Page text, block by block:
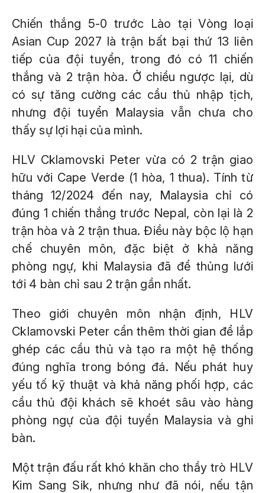
Chiến thắng 5-0 trước Lào tại Vòng loại
Asian Cup 2027 là trận bất bại thứ 13 liên
tiếp của đội tuyển, trong đó có 11 chiến
thắng và 2 trận hòa. Ở chiều ngược lại, dù
có sự tăng cường các cầu thủ nhập tịch,
nhưng đội tuyển Malaysia vẫn chưa cho
thấy sự lợi hại của mình.
HLV Cklamovski Peter vừa có 2 trận giao
hữu với Cape Verde (1 hòa, 1 thua). Tính từ
tháng 12/2024 đến nay, Malaysia chỉ có
đúng 1 chiến thắng trước Nepal, còn lại là 2
trận hòa và 2 trận thua. Điều này bộc lộ hạn
chế chuyên môn, đặc biệt ở khả năng
phòng ngự, khi Malaysia đã để thủng lưới
tới 4 bàn chỉ sau 2 trận gần nhất.
Theo giới chuyên môn nhận định, HLV
Cklamovski Peter cần thêm thời gian để lắp
ghép các cầu thủ và tạo ra một hệ thống
đúng nghĩa trong bóng đá. Nếu phát huy
yếu tố kỹ thuật và khả năng phối hợp, các
cầu thủ đội khách sẽ khoét sâu vào hàng
phòng ngự của đội tuyển Malaysia và ghi
bàn.
Một trận đấu rất khó khăn cho thầy trò HLV
Kim Sang Sik, nhưng như đã nói, nếu tận